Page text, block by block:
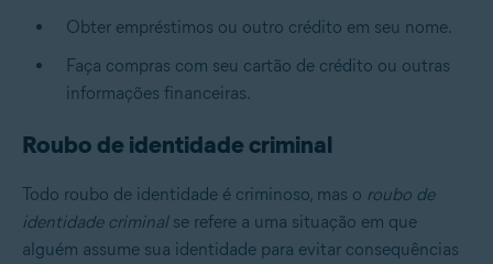
Obter empréstimos ou outro crédito em seu nome.
Faça compras com seu cartão de crédito ou outras
informações financeiras.
Roubo de identidade criminal
Todo roubo de identidade é criminoso, mas o roubo de
identidade criminalse refere a uma situação em que
alguém assume sua identidade para evitar consequências